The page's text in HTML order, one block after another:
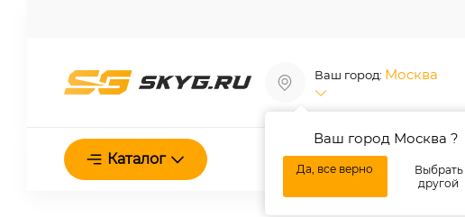
Ваш город: Москва
Ваш город Москва ?
Да, все верно
Выбрать
другой
Каталог О нас